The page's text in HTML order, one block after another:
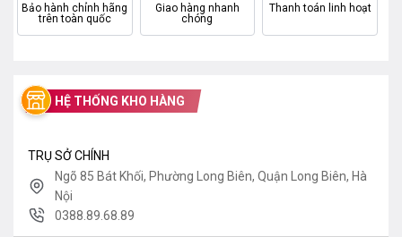
Bảo hành chính hãng
trên toàn quốc
Giao hàng nhanh
chóng
Thanh toán linh hoạt
HỆ THỐNG KHO HÀNG
TRỤ SỞ CHÍNH
Ngõ 85 Bát Khối, Phường Long Biên, Quận Long Biên, Hà
Nội
0388.89.68.89